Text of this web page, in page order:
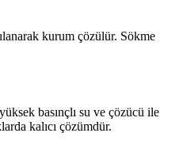
kurum çözülür. Sökme
basınçlı su ve çözücü ile
kalıcı çözümdür.